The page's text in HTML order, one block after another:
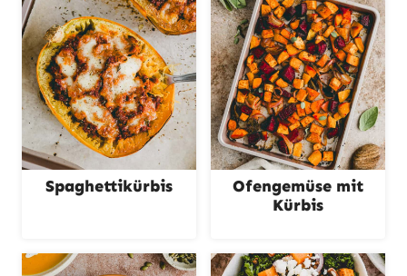
Spaghettikürbis
Ofengemüse mit
Kürbis